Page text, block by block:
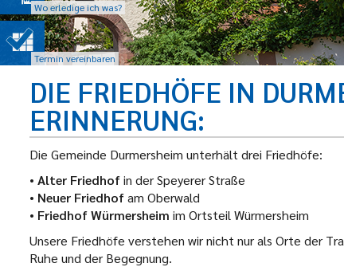
Wo erledige ich was?
Termin vereinbaren
DIE FRIEDHÖFE IN
ERINNERUNG
Die Gemeinde Durmersheim unterhält drei Friedhöfe:
• Alter Friedhofin der Speyerer Straße
• Neuer Friedhofam Oberwald
• Friedhof Würmersheim im Ortsteil Würmersheim
Unsere Friedhöfe verstehen wir nicht nur als Orte der
Ruhe und der Begegnung.